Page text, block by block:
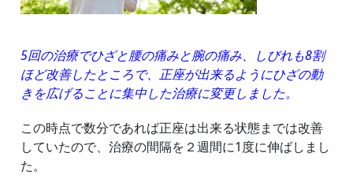
5回の治療でひざと腰の痛みと腕の痛み、しびれも8割
ほど改善したところで、正座が出来るようにひざの動
きを広げることに集中した治療に変更しました。
この時点で数分であれば正座は出来る状態までは改善
していたので、治療の間隔を２週間に1度に伸ばしまし
た。